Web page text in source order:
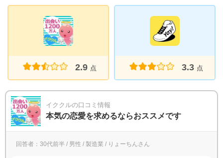
2.9 点 3.3 点
イククルの口コミ情報
本気の恋愛を求めるならおススメです
回答者：30代前半 / 男性 / 製造業 / りょーちんさん